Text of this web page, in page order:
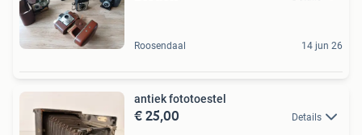
Roosendaal 14 jun 26
antiek fototoestel
€ 25,00 Details